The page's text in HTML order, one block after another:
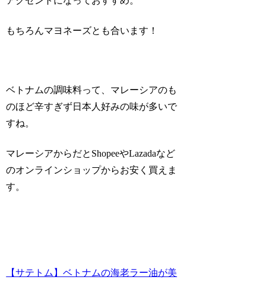
もちろんマヨネーズとも合います！
ベトナムの調味料って、マレーシアのも
のほど辛すぎず日本人好みの味が多いで
すね。
マレーシアからだとShopeeやLazadaなど
のオンラインショップからお安く買えま
す。
【サテトム】ベトナムの海老ラー油が美